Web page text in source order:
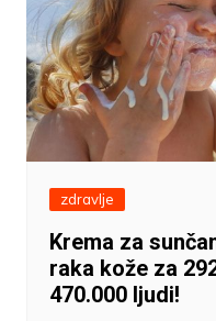
zdravlje
Krema za
raka kože za
470.000 ljudi!